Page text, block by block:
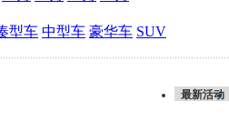
型车 中型车 豪华车 SUV
最新活动